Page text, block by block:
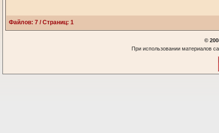
Файлов: 7 / Страниц: 1
©
При использовании материалов